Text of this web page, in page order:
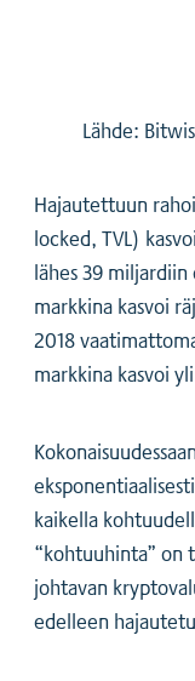
Lähde:
Hajautettuun
locked, TVL)
lähes 39
markkina kasvoi
2018
markkina kasvoi
kaikella
“kohtuuhinta” on
johtavan
edelleen